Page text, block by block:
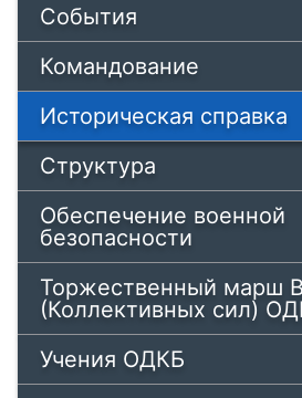
События
Командование
Историческая справка
Структура
Обеспечение военной
безопасности
Торжественный марш
(Коллективных сил)
Учения ОДКБ